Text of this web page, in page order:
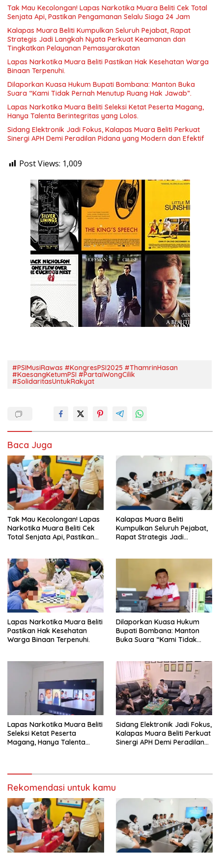
Tak Mau Kecolongan! Lapas Narkotika Muara Beliti Cek Total
Senjata Api, Pastikan Pengamanan Selalu Siaga 24 Jam
Kalapas Muara Beliti Kumpulkan Seluruh Pejabat, Rapat
Strategis Jadi Langkah Nyata Perkuat Keamanan dan
Tingkatkan Pelayanan Pemasyarakatan
Lapas Narkotika Muara Beliti Pastikan Hak Kesehatan Warga
Binaan Terpenuhi.
Dilaporkan Kuasa Hukum Bupati Bombana: Manton Buka
Suara “Kami Tidak Pernah Menutup Ruang Hak Jawab”.
Lapas Narkotika Muara Beliti Seleksi Ketat Peserta Magang,
Hanya Talenta Berintegritas yang Lolos.
Sidang Elektronik Jadi Fokus, Kalapas Muara Beliti Perkuat
Sinergi APH Demi Peradilan Pidana yang Modern dan Efektif
Post Views: 1,009
#PSIMusiRawas #KongresPSI2025 #ThamrinHasan
#KaesangKetumPSI #PartaiWongCilik
#SolidaritasUntukRakyat
Baca Juga
Tak Mau Kecolongan! Lapas
Narkotika Muara Beliti Cek
Total Senjata Api, Pastikan
Kalapas Muara Beliti
Kumpulkan Seluruh Pejabat,
Rapat Strategis Jadi
Lapas Narkotika Muara Beliti
Pastikan Hak Kesehatan
Warga Binaan Terpenuhi.
Dilaporkan Kuasa Hukum
Bupati Bombana: Manton
Buka Suara “Kami Tidak
Lapas Narkotika Muara Beliti
Seleksi Ketat Peserta
Magang, Hanya Talenta
Sidang Elektronik Jadi Fokus,
Kalapas Muara Beliti Perkuat
Sinergi APH Demi Peradilan
Rekomendasi untuk kamu